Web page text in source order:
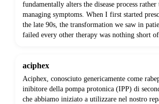
fundamentally alters the disease process rather
managing symptoms. When I first started
the late 90s, the transformation we saw in
failed every other therapy was nothing short
aciphex
Aciphex, conosciuto genericamente come
inibitore della pompa protonica (IPP) di
che abbiamo iniziato a utilizzare nel nostro